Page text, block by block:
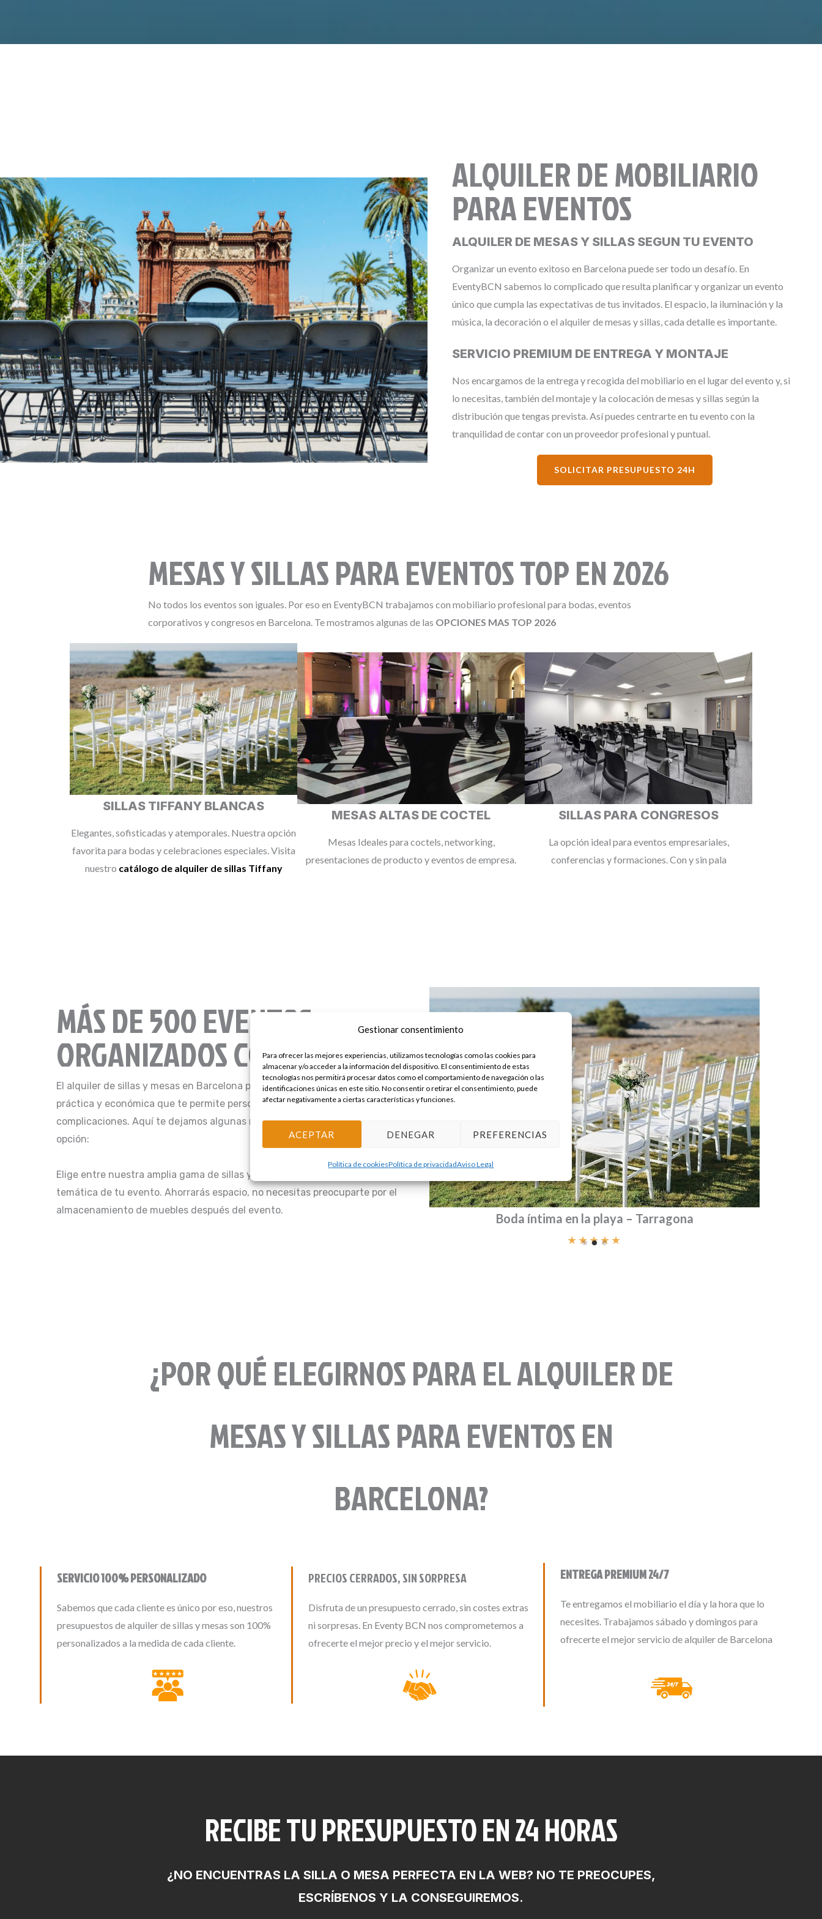
Gestionar consentimiento
Para ofrecer las mejores experiencias, utilizamos tecnologías como las cookies para
almacenar y/o acceder a la información del dispositivo. El consentimiento de estas
tecnologías nos permitirá procesar datos como el comportamiento de navegación o las
identificaciones únicas en este sitio. No consentir o retirar el consentimiento, puede
afectar negativamente a ciertas características y funciones.
ACEPTAR DENEGAR PREFERENCIAS
Política de cookiesPolítica de privacidadAviso Legal
ALQUILER DE MOBILIARIO
PARA EVENTOS
ALQUILER DE MESAS Y SILLAS SEGUN TU EVENTO
Organizar un evento exitoso en Barcelona puede ser todo un desafío. En
EventyBCN sabemos lo complicado que resulta planificar y organizar un evento
único que cumpla las expectativas de tus invitados. El espacio, la iluminación y la
música, la decoración o el alquiler de mesas y sillas, cada detalle es importante.
SERVICIO PREMIUM DE ENTREGA Y MONTAJE
Nos encargamos de la entrega y recogida del mobiliario en el lugar del evento y, si
lo necesitas, también del montaje y la colocación de mesas y sillas según la
distribución que tengas prevista. Así puedes centrarte en tu evento con la
tranquilidad de contar con un proveedor profesional y puntual.
SOLICITAR PRESUPUESTO 24H
MESAS Y SILLAS PARA EVENTOS TOP EN 2026
No todos los eventos son iguales. Por eso en EventyBCN trabajamos con mobiliario profesional para bodas, eventos
corporativos y congresos en Barcelona. Te mostramos algunas de las OPCIONES MAS TOP 2026
SILLAS TIFFANY BLANCAS
Elegantes, sofisticadas y atemporales. Nuestra opción
favorita para bodas y celebraciones especiales. Visita
nuestro catálogo de alquiler de sillas Tiffany
MESAS ALTAS DE COCTEL
Mesas Ideales para coctels, networking,
presentaciones de producto y eventos de empresa.
SILLAS PARA CONGRESOS
La opción ideal para eventos empresariales,
conferencias y formaciones. Con y sin pala
MÁS DE 500 EVENTOS
ORGANIZADOS CON ÉXITO
El alquiler de sillas y mesas en Barcelona para eventos es una solución
práctica y económica que te permite personalizar tu evento sin
complicaciones. Aquí te dejamos algunas razones para considerar esta
opción:
Elige entre nuestra amplia gama de sillas y mesas que se adaptan a la
temática de tu evento. Ahorrarás espacio, no necesitas preocuparte por el
almacenamiento de muebles después del evento.
Congreso del Agua – Hotel SB Icaria Boda íntima en la playa – Tarragona
★★★★★
¿POR QUÉ ELEGIRNOS PARA EL ALQUILER DE
MESAS Y SILLAS PARA EVENTOS EN
BARCELONA?
SERVICIO 100% PERSONALIZADO
Sabemos que cada cliente es único por eso, nuestros
presupuestos de alquiler de sillas y mesas son 100%
personalizados a la medida de cada cliente.
PRECIOS CERRADOS, SIN SORPRESA
Disfruta de un presupuesto cerrado, sin costes extras
ni sorpresas. En Eventy BCN nos comprometemos a
ofrecerte el mejor precio y el mejor servicio.
ENTREGA PREMIUM 24/7
Te entregamos el mobiliario el día y la hora que lo
necesites. Trabajamos sábado y domingos para
ofrecerte el mejor servicio de alquiler de Barcelona
RECIBE TU PRESUPUESTO EN 24 HORAS
¿NO ENCUENTRAS LA SILLA O MESA PERFECTA EN LA WEB? NO TE PREOCUPES,
ESCRÍBENOS Y LA CONSEGUIREMOS.